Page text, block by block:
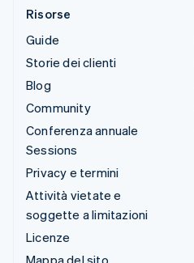
Risorse
Guide
Storie dei clienti
Blog
Community
Conferenza annuale
Sessions
Privacy e termini
Attività vietate e
soggette a limitazioni
Licenze
Mappa del sito